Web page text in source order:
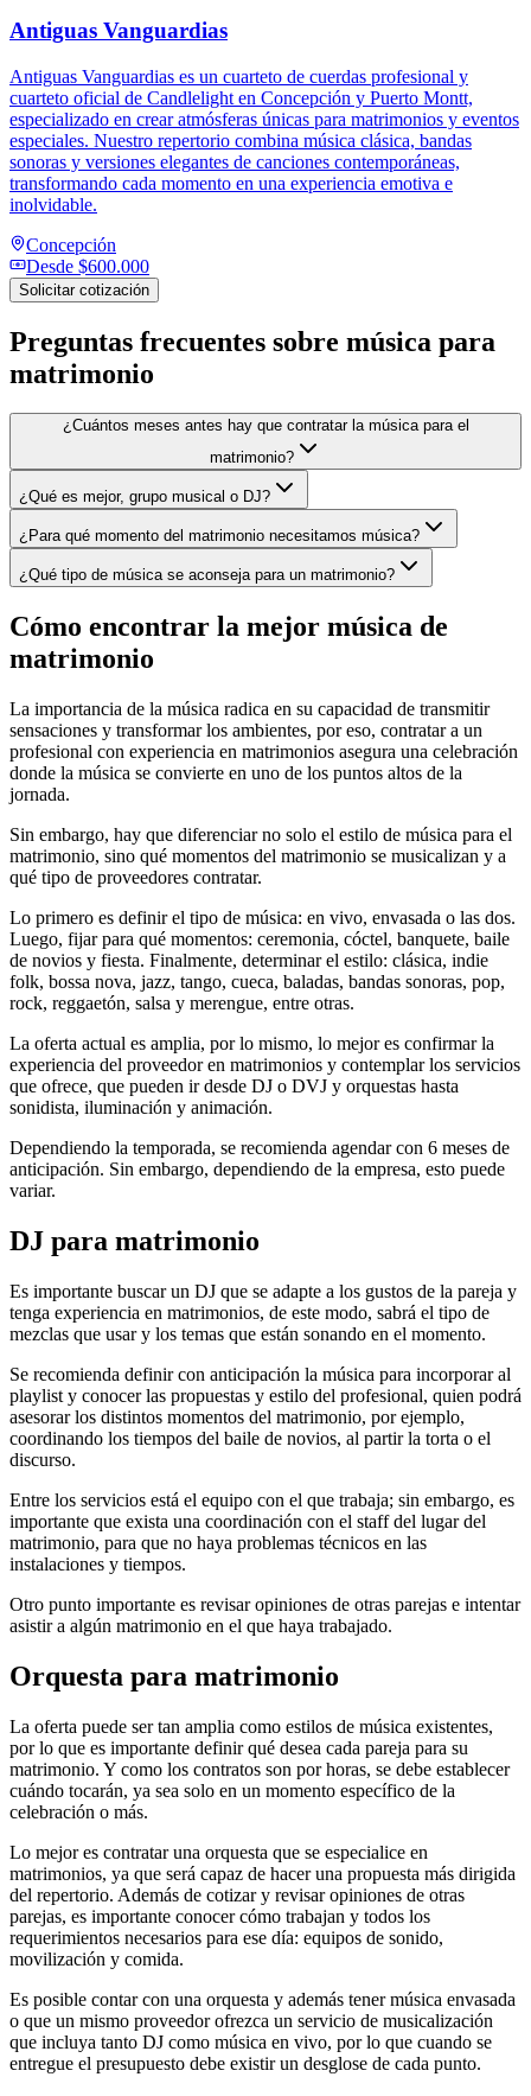
Antiguas Vanguardias
Antiguas Vanguardias es un cuarteto de cuerdas profesional y
cuarteto oficial de Candlelight en Concepción y Puerto Montt,
especializado en crear atmósferas únicas para matrimonios y eventos
especiales. Nuestro repertorio combina música clásica, bandas
sonoras y versiones elegantes de canciones contemporáneas,
transformando cada momento en una experiencia emotiva e
inolvidable.
Concepción
Desde $600.000
Solicitar cotización
Preguntas frecuentes sobre música para
matrimonio
¿Cuántos meses antes hay que contratar la música para el
matrimonio?
¿Qué es mejor, grupo musical o DJ?
¿Para qué momento del matrimonio necesitamos música?
¿Qué tipo de música se aconseja para un matrimonio?
Cómo encontrar la mejor música de
matrimonio
La importancia de la música radica en su capacidad de transmitir
sensaciones y transformar los ambientes, por eso, contratar a un
profesional con experiencia en matrimonios asegura una celebración
donde la música se convierte en uno de los puntos altos de la
jornada.
Sin embargo, hay que diferenciar no solo el estilo de música para el
matrimonio, sino qué momentos del matrimonio se musicalizan y a
qué tipo de proveedores contratar.
Lo primero es definir el tipo de música: en vivo, envasada o las dos.
Luego, fijar para qué momentos: ceremonia, cóctel, banquete, baile
de novios y fiesta. Finalmente, determinar el estilo: clásica, indie
folk, bossa nova, jazz, tango, cueca, baladas, bandas sonoras, pop,
rock, reggaetón, salsa y merengue, entre otras.
La oferta actual es amplia, por lo mismo, lo mejor es confirmar la
experiencia del proveedor en matrimonios y contemplar los servicios
que ofrece, que pueden ir desde DJ o DVJ y orquestas hasta
sonidista, iluminación y animación.
Dependiendo la temporada, se recomienda agendar con 6 meses de
anticipación. Sin embargo, dependiendo de la empresa, esto puede
variar.
DJ para matrimonio
Es importante buscar un DJ que se adapte a los gustos de la pareja y
tenga experiencia en matrimonios, de este modo, sabrá el tipo de
mezclas que usar y los temas que están sonando en el momento.
Se recomienda definir con anticipación la música para incorporar al
playlist y conocer las propuestas y estilo del profesional, quien podrá
asesorar los distintos momentos del matrimonio, por ejemplo,
coordinando los tiempos del baile de novios, al partir la torta o el
discurso.
Entre los servicios está el equipo con el que trabaja; sin embargo, es
importante que exista una coordinación con el staff del lugar del
matrimonio, para que no haya problemas técnicos en las
instalaciones y tiempos.
Otro punto importante es revisar opiniones de otras parejas e intentar
asistir a algún matrimonio en el que haya trabajado.
Orquesta para matrimonio
La oferta puede ser tan amplia como estilos de música existentes,
por lo que es importante definir qué desea cada pareja para su
matrimonio. Y como los contratos son por horas, se debe establecer
cuándo tocarán, ya sea solo en un momento específico de la
celebración o más.
Lo mejor es contratar una orquesta que se especialice en
matrimonios, ya que será capaz de hacer una propuesta más dirigida
del repertorio. Además de cotizar y revisar opiniones de otras
parejas, es importante conocer cómo trabajan y todos los
requerimientos necesarios para ese día: equipos de sonido,
movilización y comida.
Es posible contar con una orquesta y además tener música envasada
o que un mismo proveedor ofrezca un servicio de musicalización
que incluya tanto DJ como música en vivo, por lo que cuando se
entregue el presupuesto debe existir un desglose de cada punto.